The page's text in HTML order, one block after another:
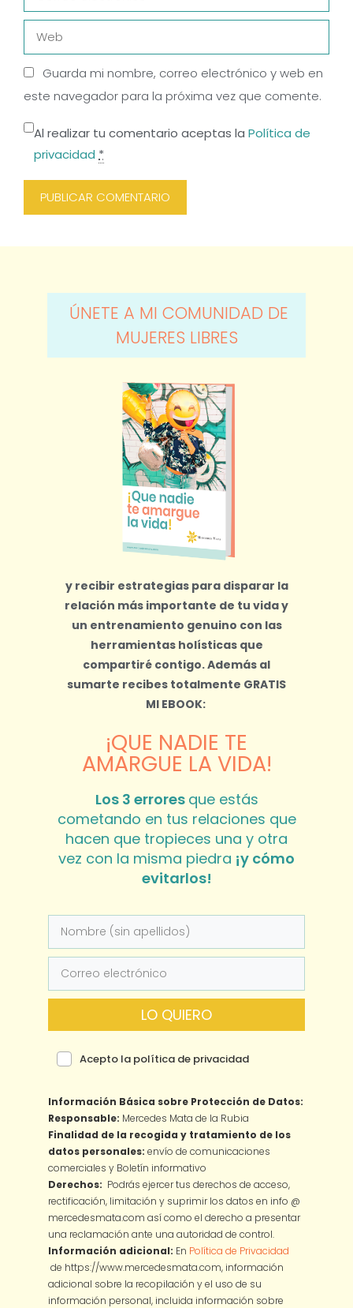
electrónico
Web
Guarda mi nombre, correo electrónico y web en
este navegador para la próxima vez que comente.
Al realizar tu comentario aceptas la Política de
privacidad *
ÚNETE A MI COMUNIDAD DE
MUJERES LIBRES
y recibir estrategias para disparar la
relación más importante de tu vida y
un entrenamiento genuino con las
herramientas holísticas que
compartiré contigo.Además al
sumarte recibes totalmente GRATIS
MI EBOOK:
¡QUE NADIE TE
AMARGUE LA VIDA!
Los 3 errores que estás
cometando en tus relaciones que
hacen que tropieces una y otra
vez con la misma piedra ¡y cómo
evitarlos!
LO QUIERO
Acepto la política de privacidad
Información Básica sobre Protección de Datos:
Responsable: Mercedes Mata de la Rubia
Finalidad de la recogida y tratamiento de los
datos personales: envío de comunicaciones
comerciales y Boletín informativo
Derechos: Podrás ejercer tus derechos de acceso,
rectificación, limitación y suprimir los datos en info @
mercedesmata.com así como el derecho a presentar
una reclamación ante una autoridad de control.
Información adicional: En Política de Privacidad
de https://www.mercedesmata.com, información
adicional sobre la recopilación y el uso de su
información personal, incluida información sobre